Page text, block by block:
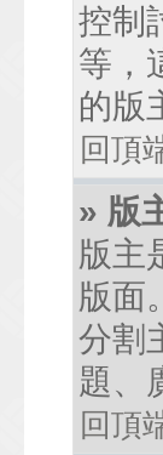
控制
等，
的版
回頂
» 版
版主
版面
分割
題、
回頂